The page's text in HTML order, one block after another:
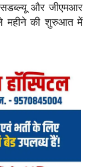
और जीएमआर
महीने की शुरुआत में